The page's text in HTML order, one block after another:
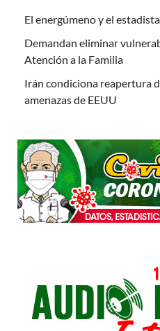
El energúmeno y el estadista
Demandan eliminar
Atención a la Familia
Irán condiciona reapertura
amenazas de EEUU